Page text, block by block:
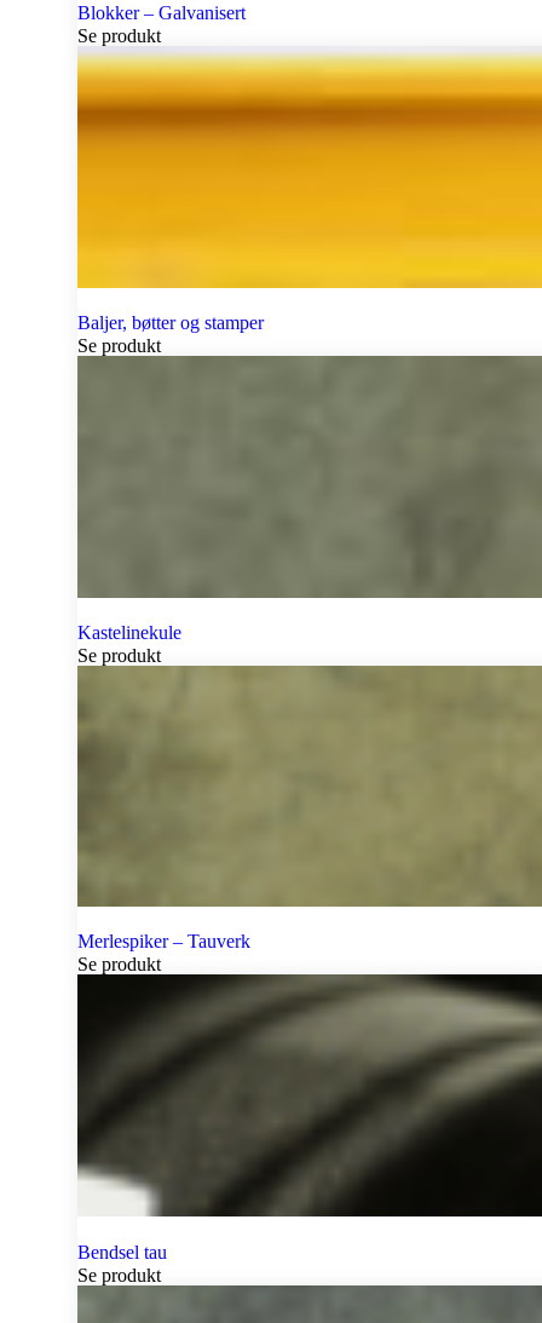
Blokker – Galvanisert
Se produkt
Baljer, bøtter og stamper
Se produkt
Kastelinekule
Se produkt
Merlespiker – Tauverk
Se produkt
Bendsel tau
Se produkt